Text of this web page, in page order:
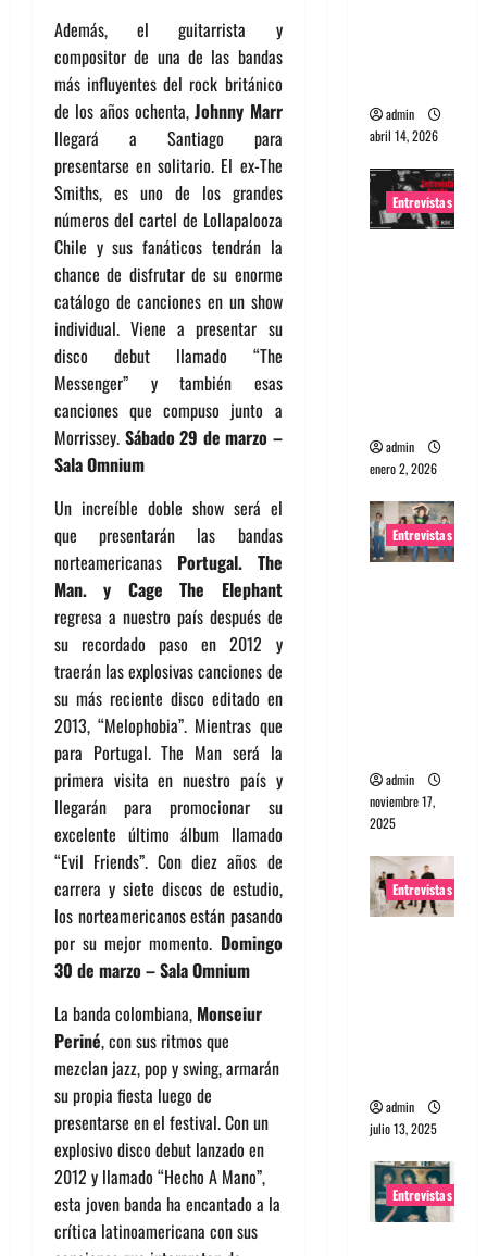
Además, el guitarrista y
compositor de una de las bandas
más influyentes del rock británico
de los años ochenta,Johnny Marr
llegará a Santiago para
presentarse en solitario. El ex-The
Smiths, es uno de los grandes
números del cartel de Lollapalooza
Chile y sus fanáticos tendrán la
chance de disfrutar de su enorme
catálogo de canciones en un show
individual. Viene a presentar su
disco debut llamado “The
Messenger” y también esas
canciones que compuso junto a
Morrissey. Sábado 29 de marzo –
Sala Omnium
Un increíble doble show será el
que presentarán las bandas
norteamericanas Portugal. The
Man. y
Cage The Elephant
regresa a nuestro país después de
su recordado paso en 2012 y
traerán las explosivas canciones de
su más reciente disco editado en
2013, “Melophobia”. Mientras que
para Portugal. The Man será la
primera visita en nuestro país y
llegarán para promocionar su
excelente último álbum llamado
“Evil Friends”. Con diez años de
carrera y siete discos de estudio,
los norteamericanos están pasando
por su mejor momento. Domingo
30 de marzo – Sala Omnium
La banda colombiana, Monseiur
Periné, con sus ritmos que
mezclan jazz, pop y swing, armarán
su propia fiesta luego de
presentarse en el festival. Con un
explosivo disco debut lanzado en
2012 y llamado “Hecho A Mano”,
esta joven banda ha encantado a la
crítica latinoamericana con sus
admin
abril 14, 2026
Entrevistas
admin
enero 2, 2026
Entrevistas
admin
noviembre 17,
2025
Entrevistas
admin
julio 13, 2025
Entrevistas